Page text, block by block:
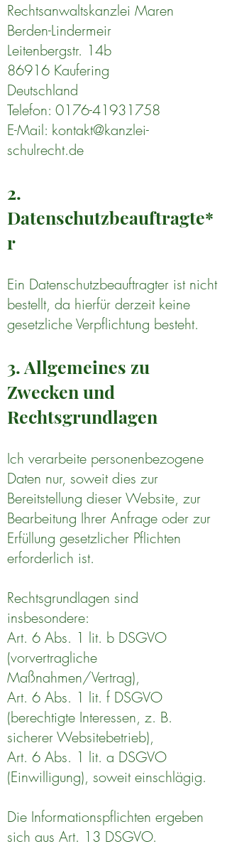
Rechtsanwaltskanzlei Maren
Berden-Lindermeir
Leitenbergstr. 14b
86916 Kaufering
Deutschland
Telefon: 0176-41931758
E-Mail: kontakt@kanzlei-
schulrecht.de
2.
Datenschutzbeauftragte*
r
Ein Datenschutzbeauftragter ist nicht
bestellt, da hierfür derzeit keine
gesetzliche Verpflichtung besteht.
3. Allgemeines zu
Zwecken und
Rechtsgrundlagen
Ich verarbeite personenbezogene
Daten nur, soweit dies zur
Bereitstellung dieser Website, zur
Bearbeitung Ihrer Anfrage oder zur
Erfüllung gesetzlicher Pflichten
erforderlich ist.
Rechtsgrundlagen sind
insbesondere:
Art. 6 Abs. 1 lit. b DSGVO
(vorvertragliche
Maßnahmen/Vertrag),
Art. 6 Abs. 1 lit. f DSGVO
(berechtigte Interessen, z. B.
sicherer Websitebetrieb),
Art. 6 Abs. 1 lit. a DSGVO
(Einwilligung), soweit einschlägig.
Die Informationspflichten ergeben
sich aus Art. 13 DSGVO.